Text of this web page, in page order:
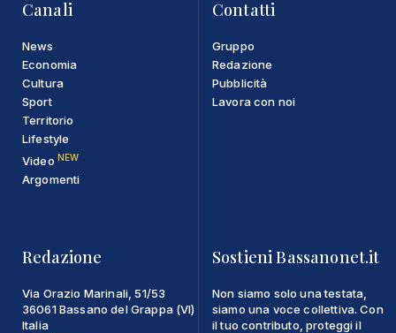
Canali
News
Economia
Cultura
Sport
Territorio
Lifestyle
Video NEW
Argomenti
Contatti
Gruppo
Redazione
Pubblicità
Lavora con noi
Redazione
Via Orazio Marinali, 51/53
36061 Bassano del Grappa (VI)
Italia
Sostieni Bassanonet.it
Non siamo solo una testata,
siamo una voce collettiva. Con
il tuo contributo, proteggi il